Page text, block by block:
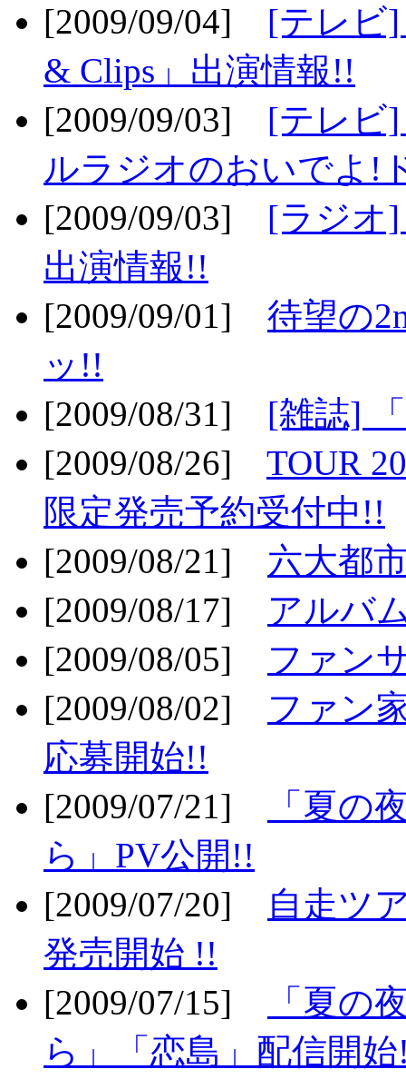
[2009/09/04] [テレビ]
& Clips」出演情報!!
[2009/09/03] [テレビ
ルラジオのおいでよ!
[2009/09/03] [ラジオ]
出演情報!!
[2009/09/01] 待望の
ッ!!
[2009/08/31] [雑誌]
[2009/08/26] TOUR
限定発売予約受付中!!
[2009/08/21] 六大都
[2009/08/17] アルバ
[2009/08/05] ファン
[2009/08/02] ファン
応募開始!!
[2009/07/21]
「夏の
ら」PV公開!!
[2009/07/20]
自走ツ
発売開始 !!
[2009/07/15]
「夏の
ら」「恋島」配信開